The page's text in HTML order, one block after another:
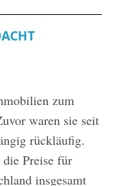
zum
waren sie seit
rückläufig.
Preise für
insgesamt